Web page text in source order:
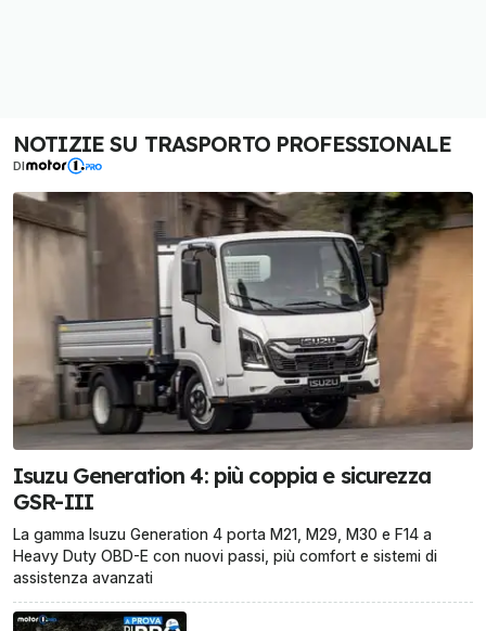
NOTIZIE SU TRASPORTO PROFESSIONALE
DI
Isuzu Generation 4: più coppia e sicurezza
GSR-III
La gamma Isuzu Generation 4 porta M21, M29, M30 e F14 a
Heavy Duty OBD-E con nuovi passi, più comfort e sistemi di
assistenza avanzati